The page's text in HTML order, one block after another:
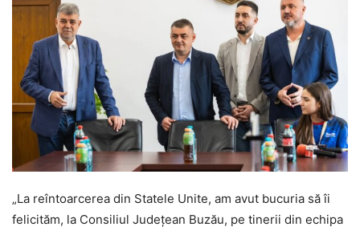
„La reîntoarcerea din Statele Unite, am avut bucuria să îi
felicităm, la Consiliul Județean Buzău, pe tinerii din echipa